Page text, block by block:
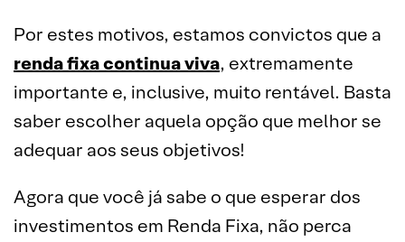
Por estes motivos, estamos convictos que a
renda fixa continua viva, extremamente
importante e, inclusive, muito rentável. Basta
saber escolher aquela opção que melhor se
adequar aos seus objetivos!
Agora que você já sabe o que esperar dos
investimentos em Renda Fixa, não perca